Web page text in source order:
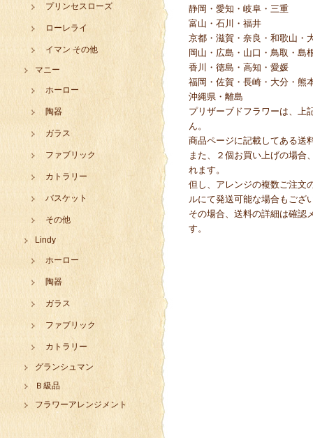
静岡・愛知・岐阜・三重
富山・石川・福井
京都・滋賀・奈良・和歌山・
岡山・広島・山口・鳥取・島
香川・徳島・高知・愛媛
福岡・佐賀・長崎・大分・熊
沖縄県・離島
プリザーブドフラワーは、上
ん。
商品ページに記載してある送
また、２個お買い上げの場合
れます。
但し、アレンジの複数ご注文
ルにて発送可能な場合もござ
その場合、送料の詳細は確認
す。
プリンセスローズ
ローレライ
イマン その他
マニー
ホーロー
陶器
ガラス
ファブリック
カトラリー
バスケット
その他
Lindy
ホーロー
陶器
ガラス
ファブリック
カトラリー
グランシュマン
Ｂ級品
フラワーアレンジメント